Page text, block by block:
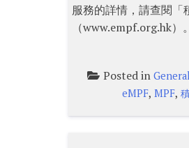
服務的詳情，請查閱「
（www.empf.org.hk）。
Posted in General
eMPF,MPF,